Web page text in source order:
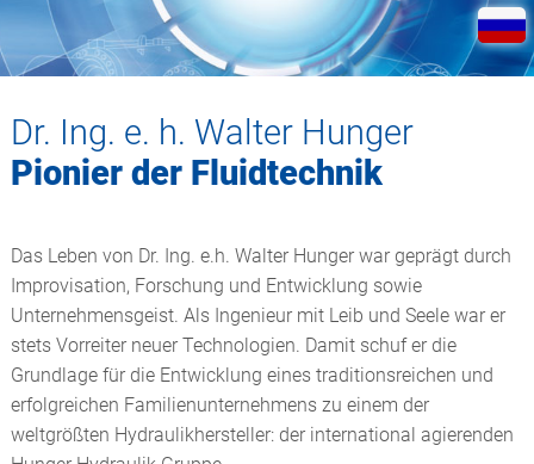
DICHTUNGS- UND FÜHRUNGSELEMENTE
DREHVERTEILER
GELENKLAGER UND -KÖPFE
GLEITLAGERBUCHSEN
HYDRAULIKVENTILE
SCHLEIFMITTEL: HONSTEINE UND
HUNGER DICHTUNGS- UND
FÜHRUNGSELEMENTE
HUNGER FAHRZEUGBAU UND MOBILHYDRAULIK
HUNGER SCHLEIFMITTEL
HUNGER MARKETING
HUNGER HYDRAULICS USA
HUNGER HYDRAULIC UK
WALTER HUNGER
ANFAHRT
Dr. Ing. e. h. Walter Hunger
Pionier der Fluidtechnik
Das Leben von Dr. Ing. e.h. Walter Hunger war geprägt durch
Improvisation, Forschung und Entwicklung sowie
Unternehmensgeist. Als Ingenieur mit Leib und Seele war er
stets Vorreiter neuer Technologien. Damit schuf er die
Grundlage für die Entwicklung eines traditionsreichen und
erfolgreichen Familienunternehmens zu einem der
weltgrößten Hydraulikhersteller: der international agierenden